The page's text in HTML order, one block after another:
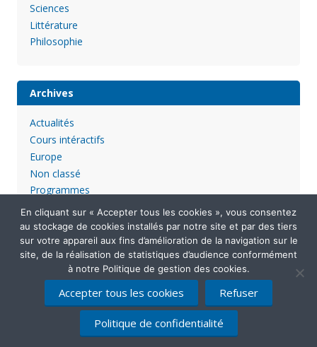
Sciences
Littérature
Philosophie
Archives
Actualités
Cours intéractifs
Europe
Non classé
Programmes
Mentions légales
Politique de confidentialité
Contactez-nous
En cliquant sur « Accepter tous les cookies », vous consentez
au stockage de cookies installés par notre site et par des tiers
sur votre appareil aux fins d’amélioration de la navigation sur le
site, de la réalisation de statistiques d’audience conformément
à notre Politique de gestion des cookies.
Accepter tous les cookies Refuser
Politique de confidentialité